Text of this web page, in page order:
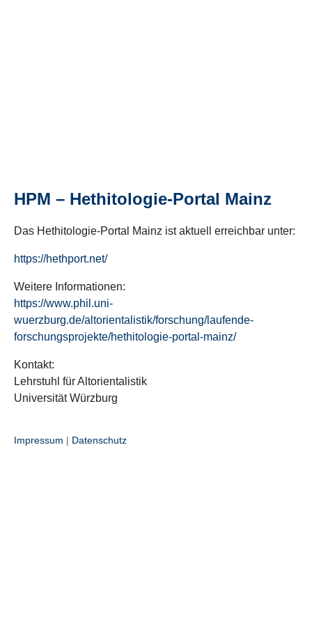
HPM – Hethitologie-Portal Mainz
Das Hethitologie-Portal Mainz ist aktuell erreichbar unter:
https://hethport.net/
Weitere Informationen:
https://www.phil.uni-
wuerzburg.de/altorientalistik/forschung/laufende-
forschungsprojekte/hethitologie-portal-mainz/
Kontakt:
Lehrstuhl für Altorientalistik
Universität Würzburg
Impressum | Datenschutz